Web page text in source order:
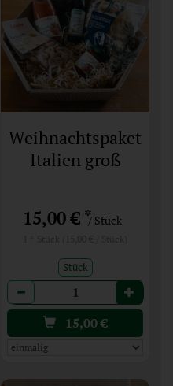
Weihnachtspaket
Italien groß
15,00 €*/ Stück
Stück
Anzahl
15,00€